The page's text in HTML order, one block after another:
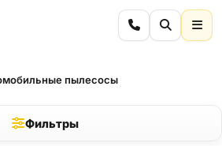
пылесосы
Фильтры